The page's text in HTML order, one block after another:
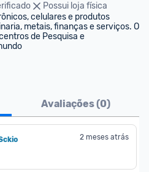
Possui loja física
celulares e produtos
metais, finanças e serviços. O
de Pesquisa e
Avaliações (0)
2 meses atrás